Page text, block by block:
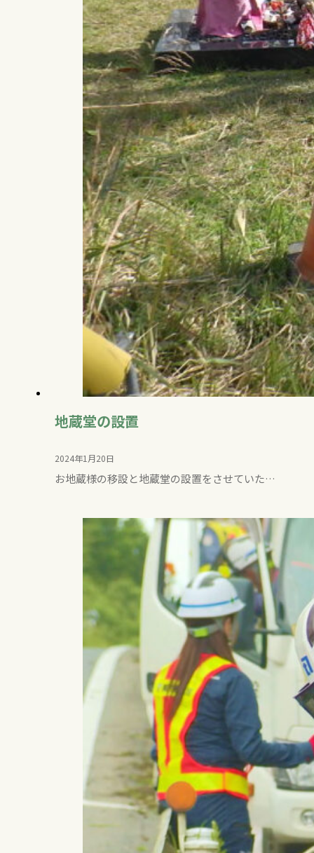
地蔵堂の設置
2024年1月20日
お地蔵様の移設と地蔵堂の設置をさせていた…